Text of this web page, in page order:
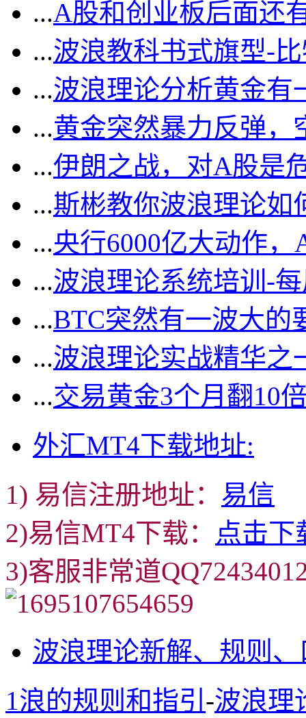
...A股和创业板后面还
...波浪教科书式旗型-
...波浪理论分析黄金有
...黄金突然暴力反弹，
...伊朗之战，对A股是
...斯彬教你波浪理论如
...央行6000亿大动作
...波浪理论系统培训-
...BTC突然有一波大的
...波浪理论实战精华
...交易黄金3个月翻10
外汇MT4下载地址:
1) 易信注册地址： 易信
2)易信MT4下载： 点击下
3)客服非常道
波浪理论新解、规则
1浪的规则和指引 -波浪理